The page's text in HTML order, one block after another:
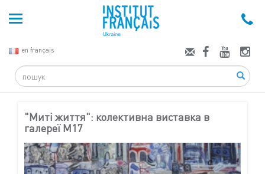
en français
Search
"Миті життя": колективна виставка в
галереї М17